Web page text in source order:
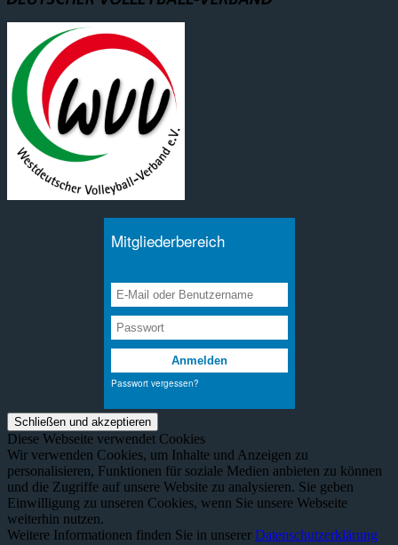
Diese Webseite verwendet Cookies
Wir verwenden Cookies, um Inhalte und Anzeigen zu
personalisieren, Funktionen für soziale Medien anbieten zu können
und die Zugriffe auf unsere Website zu analysieren. Sie geben
Einwilligung zu unseren Cookies, wenn Sie unsere Webseite
weiterhin nutzen.
Weitere Informationen finden Sie in unserer Datenschutzerklärung